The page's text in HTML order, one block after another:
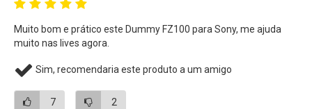
Muito bom e prático este Dummy FZ100 para Sony, me ajuda
muito nas lives agora.
Sim, recomendaria este produto a um amigo
7 2